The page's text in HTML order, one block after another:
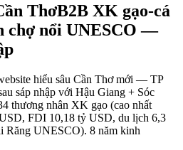
ThơB2B XK gạo-cá
nổi UNESCO —
hiểu sâu Cần Thơ mới — TP
sáp nhập với Hậu Giang + Sóc
thương nhân XK gạo (cao nhất
FDI 10,18 tỷ USD, du lịch 6,3
Răng UNESCO). 8 năm kinh